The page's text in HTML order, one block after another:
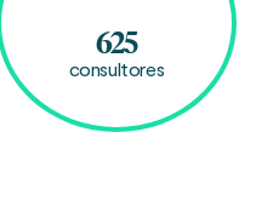
625
consultores